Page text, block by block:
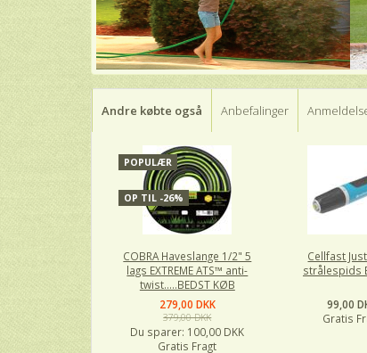
Andre købte også Anbefalinger
POPULÆR
OP TIL -26%
COBRA Haveslange 1/2" 5
lags EXTREME ATS™ anti-
twist.....BEDST KØB
279,00 DKK
379,00 DKK
Du sparer: 100,00 DKK
Gratis Fragt
Cellfast
strålespids
99,00
Gratis